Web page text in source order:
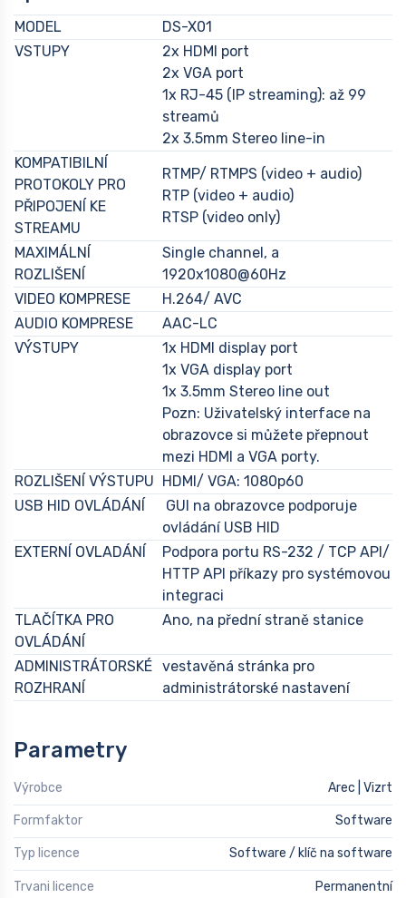
MODEL
DS-X01
VSTUPY
2x HDMI port
2x VGA port
1x RJ-45 (IP streaming): až 99
streamů
2x 3.5mm Stereo line-in
KOMPATIBILNÍ
PROTOKOLY PRO
PŘIPOJENÍ KE
STREAMU
RTMP/ RTMPS (video + audio)
RTP (video + audio)
RTSP (video only)
MAXIMÁLNÍ
ROZLIŠENÍ
Single channel, a
1920x1080@60Hz
VIDEO KOMPRESE
H.264/ AVC
AUDIO KOMPRESE
AAC-LC
VÝSTUPY
1x HDMI display port
1x VGA display port
1x 3.5mm Stereo line out
Pozn: Uživatelský interface na
obrazovce si můžete přepnout
mezi HDMI a VGA porty.
ROZLIŠENÍ VÝSTUPU HDMI/ VGA: 1080p60
USB HID OVLÁDÁNÍ
GUI na obrazovce podporuje
ovládání USB HID
EXTERNÍ OVLADÁNÍ
Podpora portu RS-232 / TCP API/
HTTP API příkazy pro systémovou
integraci
TLAČÍTKA PRO
OVLÁDÁNÍ
Ano, na přední straně stanice
ADMINISTRÁTORSKÉ
ROZHRANÍ
vestavěná stránka pro
administrátorské nastavení
Parametry
Výrobce Arec | Vizrt
Formfaktor Software
Typ licence Software / klíč na software
Trvani licence Permanentní